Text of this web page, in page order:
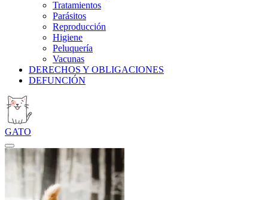
Tratamientos
Parásitos
Reproducción
Higiene
Peluquería
Vacunas
DERECHOS Y OBLIGACIONES
DEFUNCIÓN
GATO